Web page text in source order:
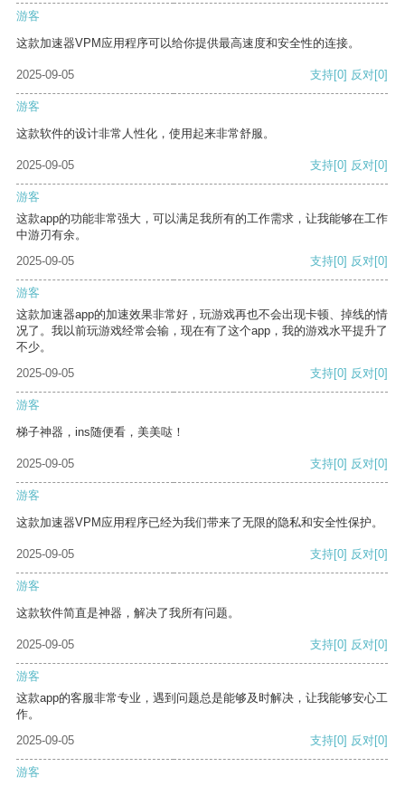
游客
这款加速器VPM应用程序可以给你提供最高速度和安全性的连接。
2025-09-05 支持[0] 反对[0]
游客
这款软件的设计非常人性化，使用起来非常舒服。
2025-09-05 支持[0] 反对[0]
游客
这款app的功能非常强大，可以满足我所有的工作需求，让我能够在工作
中游刃有余。
2025-09-05
支持[0] 反对[0]
游客
这款加速器app的加速效果非常好，玩游戏再也不会出现卡顿、掉线的情
况了。我以前玩游戏经常会输，现在有了这个app，我的游戏水平提升了
不少。
2025-09-05
支持[0] 反对[0]
游客
梯子神器，ins随便看，美美哒！
2025-09-05 支持[0] 反对[0]
游客
这款加速器VPM应用程序已经为我们带来了无限的隐私和安全性保护。
2025-09-05 支持[0] 反对[0]
游客
这款软件简直是神器，解决了我所有问题。
2025-09-05 支持[0] 反对[0]
游客
这款app的客服非常专业，遇到问题总是能够及时解决，让我能够安心工
作。
2025-09-05
支持[0] 反对[0]
游客